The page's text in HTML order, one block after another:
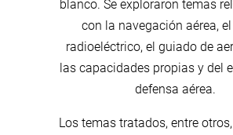
blanco. Se exploraron temas
con la navegación aérea,
radioeléctrico, el guiado de
las capacidades propias y del
defensa aérea.
Los temas tratados, entre